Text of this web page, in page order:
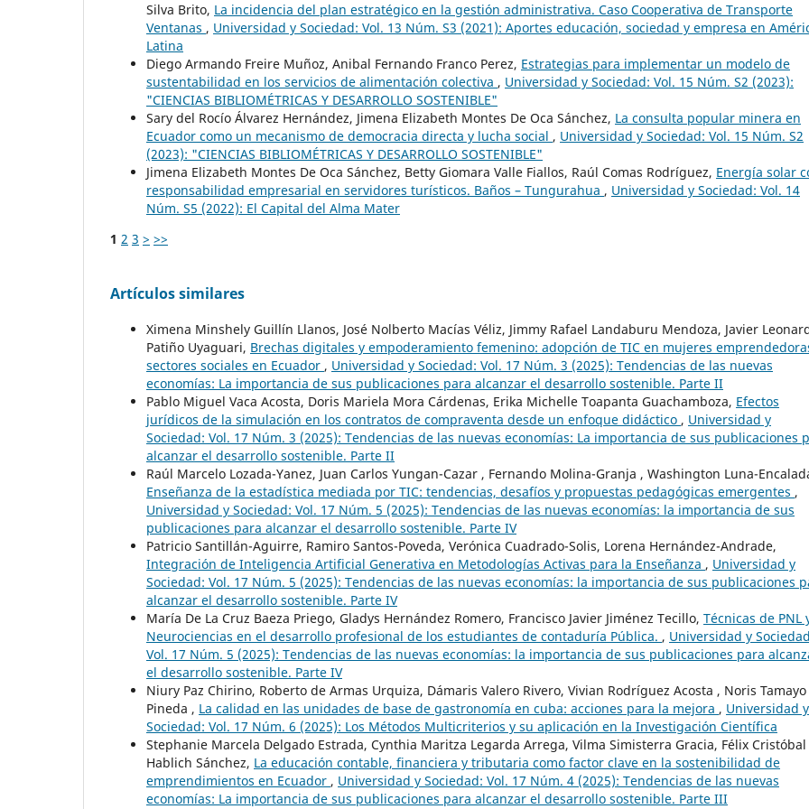
Silva Brito, La incidencia del plan estratégico en la gestión administrativa. Caso Cooperativa de Transporte
Ventanas , Universidad y Sociedad: Vol. 13 Núm. S3 (2021): Aportes educación, sociedad y empresa en
Latina
Diego Armando Freire Muñoz, Anibal Fernando Franco Perez, Estrategias para implementar un modelo de
sustentabilidad en los servicios de alimentación colectiva , Universidad y Sociedad: Vol. 15 Núm. S2 (2023):
"CIENCIAS BIBLIOMÉTRICAS Y DESARROLLO SOSTENIBLE"
Sary del Rocío Álvarez Hernández, Jimena Elizabeth Montes De Oca Sánchez, La consulta popular minera en
Ecuador como un mecanismo de democracia directa y lucha social , Universidad y Sociedad: Vol. 15 Núm. S2
(2023): "CIENCIAS BIBLIOMÉTRICAS Y DESARROLLO SOSTENIBLE"
Jimena Elizabeth Montes De Oca Sánchez, Betty Giomara Valle Fiallos, Raúl Comas Rodríguez, Energía solar
responsabilidad empresarial en servidores turísticos. Baños – Tungurahua , Universidad y Sociedad: Vol. 14
Núm. S5 (2022): El Capital del Alma Mater
1 2 3 > >>
Artículos similares
Ximena Minshely Guillín Llanos, José Nolberto Macías Véliz, Jimmy Rafael Landaburu Mendoza, Javier
Patiño Uyaguari, Brechas digitales y empoderamiento femenino: adopción de TIC en mujeres
sectores sociales en Ecuador , Universidad y Sociedad: Vol. 17 Núm. 3 (2025): Tendencias de las nuevas
economías: La importancia de sus publicaciones para alcanzar el desarrollo sostenible. Parte II
Pablo Miguel Vaca Acosta, Doris Mariela Mora Cárdenas, Erika Michelle Toapanta Guachamboza, Efectos
jurídicos de la simulación en los contratos de compraventa desde un enfoque didáctico , Universidad y
Sociedad: Vol. 17 Núm. 3 (2025): Tendencias de las nuevas economías: La importancia de sus publicaciones
alcanzar el desarrollo sostenible. Parte II
Raúl Marcelo Lozada-Yanez, Juan Carlos Yungan-Cazar , Fernando Molina-Granja , Washington Luna-
Enseñanza de la estadística mediada por TIC: tendencias, desafíos y propuestas pedagógicas emergentes ,
Universidad y Sociedad: Vol. 17 Núm. 5 (2025): Tendencias de las nuevas economías: la importancia de sus
publicaciones para alcanzar el desarrollo sostenible. Parte IV
Patricio Santillán-Aguirre, Ramiro Santos-Poveda, Verónica Cuadrado-Solis, Lorena Hernández-Andrade,
Integración de Inteligencia Artificial Generativa en Metodologías Activas para la Enseñanza , Universidad y
Sociedad: Vol. 17 Núm. 5 (2025): Tendencias de las nuevas economías: la importancia de sus publicaciones
alcanzar el desarrollo sostenible. Parte IV
María De La Cruz Baeza Priego, Gladys Hernández Romero, Francisco Javier Jiménez Tecillo, Técnicas de PNL
Neurociencias en el desarrollo profesional de los estudiantes de contaduría Pública. , Universidad y
Vol. 17 Núm. 5 (2025): Tendencias de las nuevas economías: la importancia de sus publicaciones para
el desarrollo sostenible. Parte IV
Niury Paz Chirino, Roberto de Armas Urquiza, Dámaris Valero Rivero, Vivian Rodríguez Acosta , Noris Tamayo
Pineda , La calidad en las unidades de base de gastronomía en cuba: acciones para la mejora , Universidad y
Sociedad: Vol. 17 Núm. 6 (2025): Los Métodos Multicriterios y su aplicación en la Investigación Científica
Stephanie Marcela Delgado Estrada, Cynthia Maritza Legarda Arrega, Vilma Simisterra Gracia, Félix Cristóbal
Hablich Sánchez, La educación contable, financiera y tributaria como factor clave en la sostenibilidad de
emprendimientos en Ecuador , Universidad y Sociedad: Vol. 17 Núm. 4 (2025): Tendencias de las nuevas
economías: La importancia de sus publicaciones para alcanzar el desarrollo sostenible. Parte III